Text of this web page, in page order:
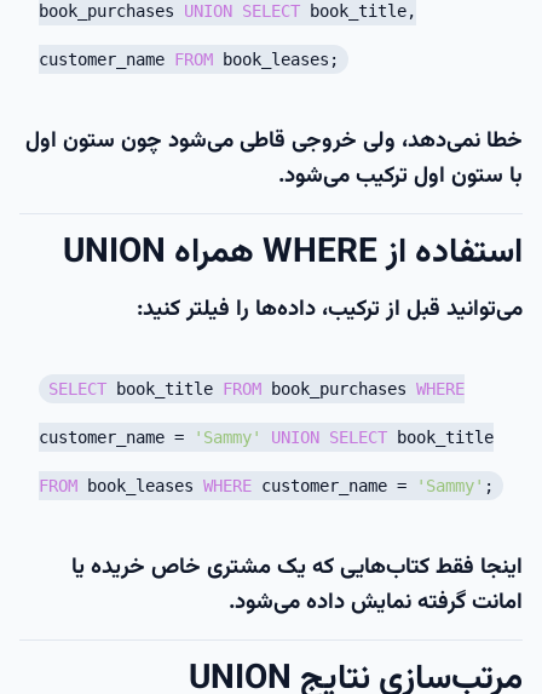
book_purchases UNION SELECT book_title,
customer_name FROM book_leases;
خطا نمی‌دهد، ولی خروجی قاطی می‌شود چون ستون اول
با ستون اول ترکیب می‌شود.
استفاده از WHERE همراه UNION
می‌توانید قبل از ترکیب، داده‌ها را فیلتر کنید:
SELECT book_title FROM book_purchases WHERE
customer_name = 'Sammy' UNION SELECT book_title
FROM book_leases WHERE customer_name = 'Sammy' ;
اینجا فقط کتاب‌هایی که یک مشتری خاص خریده یا
امانت گرفته نمایش داده می‌شود.
مرتب‌سازی نتایج UNION